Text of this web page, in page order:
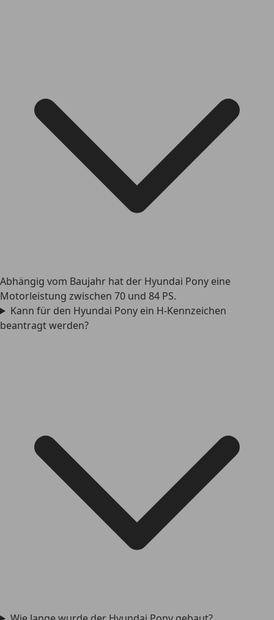
Abhängig vom Baujahr hat der Hyundai Pony eine
Motorleistung zwischen 70 und 84 PS.
Kann für den Hyundai Pony ein H-Kennzeichen
beantragt werden?